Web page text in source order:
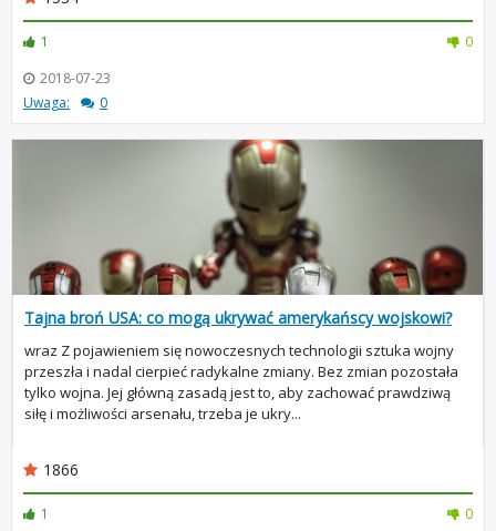
1
0
2018-07-23
Uwaga:
0
Tajna broń USA: co mogą ukrywać amerykańscy wojskowi?
wraz Z pojawieniem się nowoczesnych technologii sztuka wojny
przeszła i nadal cierpieć radykalne zmiany. Bez zmian pozostała
tylko wojna. Jej główną zasadą jest to, aby zachować prawdziwą
siłę i możliwości arsenału, trzeba je ukry...
1866
1
0